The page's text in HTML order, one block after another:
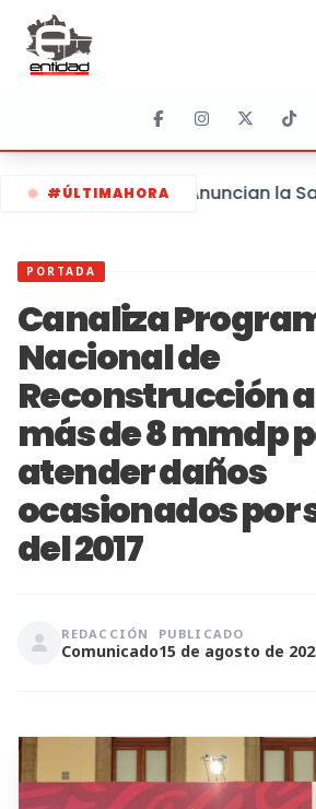
#ÚLTIMAHORA Anuncian la
PORTADA
Canaliza
Nacional de
Reconstrucción
más de 8 mmdp
atender daños
ocasionados por
del 2017
REDACCIÓN
Comunicado
PUBLICADO
15 de agosto de